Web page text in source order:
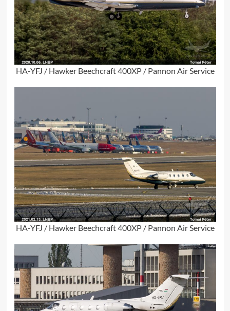
HA-YFJ / Hawker Beechcraft 400XP / Pannon Air Service
HA-YFJ / Hawker Beechcraft 400XP / Pannon Air Service